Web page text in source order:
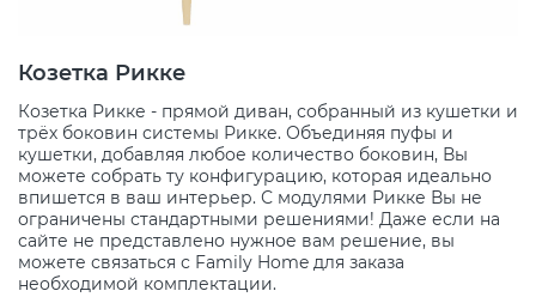
Козетка Рикке
Козетка Рикке - прямой диван, собранный из кушетки и
трёх боковин системы Рикке. Объединяя пуфы и
кушетки, добавляя любое количество боковин, Вы
можете собрать ту конфигурацию, которая идеально
впишется в ваш интерьер. С модулями Рикке Вы не
ограничены стандартными решениями! Даже если на
сайте не представлено нужное вам решение, вы
можете связаться с Family Home для заказа
необходимой комплектации.